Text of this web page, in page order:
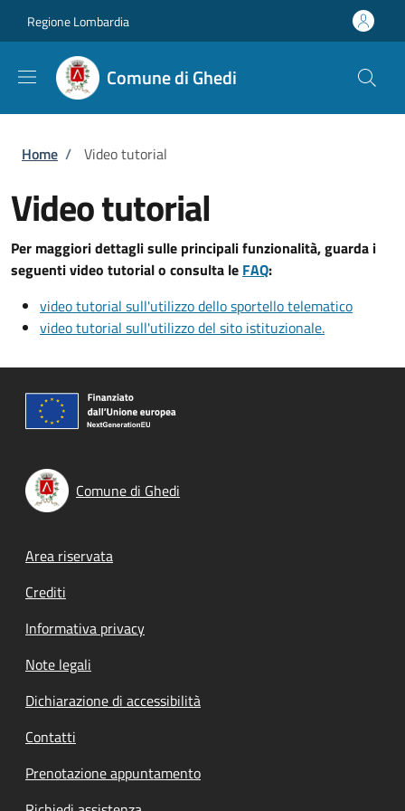
Regione Lombardia
Comune di Ghedi
Briciole di pane
Home / Video tutorial
Video tutorial
Per maggiori dettagli sulle principali funzionalità, guarda i
seguenti video tutorial o consulta le FAQ:
video tutorial sull'utilizzo dello sportello telematico
video tutorial sull'utilizzo del sito istituzionale.
Comune di Ghedi
Footer menu
Area riservata
Crediti
Informativa privacy
Note legali
Dichiarazione di accessibilità
Contatti
Prenotazione appuntamento